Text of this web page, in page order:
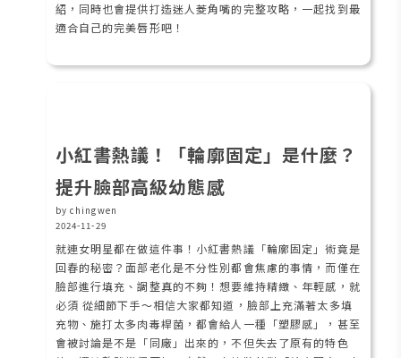
紹，同時也會提供打造迷人菱角嘴的完整攻略，一起找到最
適合自己的完美唇形吧！
小紅書熱議！「輪廓固定」是什麼？
提升臉部高級幼態感
by chingwen
2024-11-29
就連女明星都在做這件事！小紅書熱議「輪廓固定」術竟是
回春的秘密？面部老化是不分性別都會焦慮的事情，而僅在
臉部進行填充、調整真的不夠！想要維持精緻、年輕感，就
必須 從細節下手～相信大家都知道，臉部上充滿著太多填
充物、施打太多肉毒桿菌，都會給人一種「塑膠感」，甚至
會被討論是不是「同廠」出來的，不但失去了原有的特色